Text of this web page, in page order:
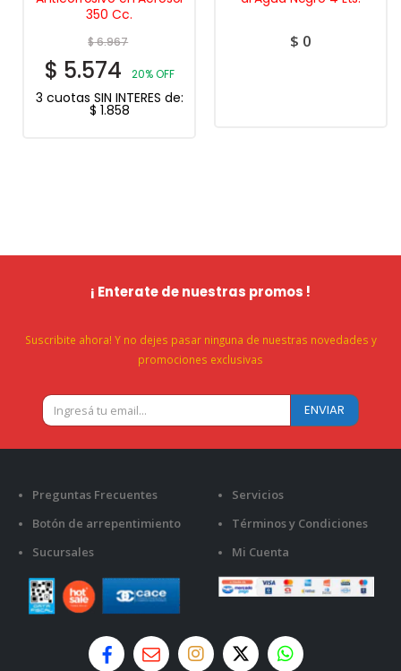
350 Cc.
$6.967
$ 5.574 20% OFF
3 cuotas SIN INTERES de:
$ 1.858
$ 0
¡ Enterate de nuestras promos !
Suscribite ahora! Y no dejes pasar ninguna de nuestras novedades y
promociones exclusivas
Preguntas Frecuentes
Botón de arrepentimiento
Sucursales
Servicios
Términos y Condiciones
Mi Cuenta